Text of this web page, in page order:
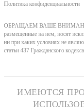
Политика конфиденциальности
ОБРАЩАЕМ ВАШЕ ВНИМАНИЕ,
размещенные на нем, носят
ни при каких условиях не
статьи 437 Гражданского
ИМЕЮТСЯ